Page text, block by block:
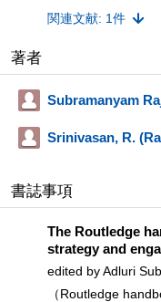
関連文献: 1件
著者
Subramanyam
Srinivasan, R.
書誌事項
The Routledge
strategy and
edited by Adluri
（Routledge